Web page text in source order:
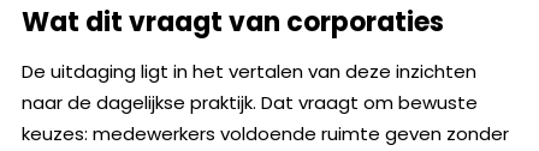
Wat dit vraagt van corporaties
De uitdaging ligt in het vertalen van deze inzichten
naar de dagelijkse praktijk. Dat vraagt om bewuste
keuzes: medewerkers voldoende ruimte geven zonder